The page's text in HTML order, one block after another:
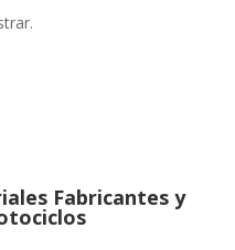
Fabricantes y